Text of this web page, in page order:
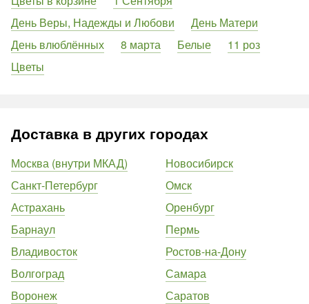
День Веры, Надежды и Любови
День Матери
День влюблённых
8 марта Белые
11 роз
Цветы
Доставка в других городах
Москва (внутри МКАД)
Санкт-Петербург
Астрахань
Барнаул
Владивосток
Волгоград
Воронеж
Новосибирск
Омск
Оренбург
Пермь
Ростов-на-Дону
Самара
Саратов